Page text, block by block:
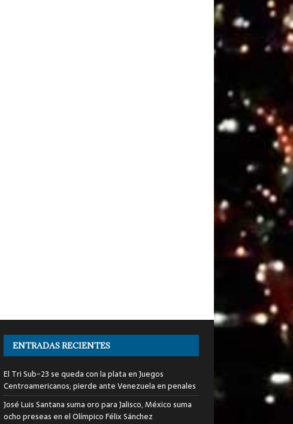
ENTRADAS RECIENTES
El Tri Sub-23 se queda con la plata en Juegos
Centroamericanos; pierde ante Venezuela en penales
José Luis Santana suma oro para Jalisco, México suma
ocho preseas en el Olímpico Félix Sánchez